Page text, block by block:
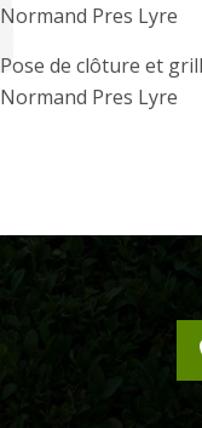
Normand Pres Lyre
Pose de clôture et
Normand Pres Lyre